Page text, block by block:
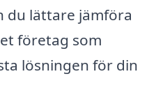
du lättare jämföra
företag som
lösningen för din